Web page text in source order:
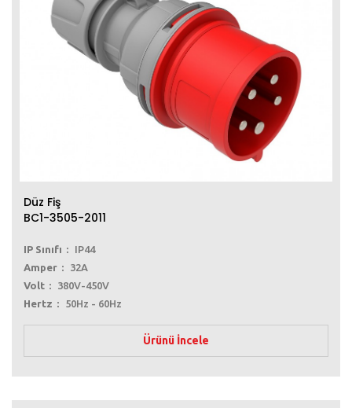
Düz Fiş
BC1-3505-2011
IP Sınıfı
IP44
Amper
32A
Volt
380V-450V
Hertz
50Hz - 60Hz
Ürünü İncele